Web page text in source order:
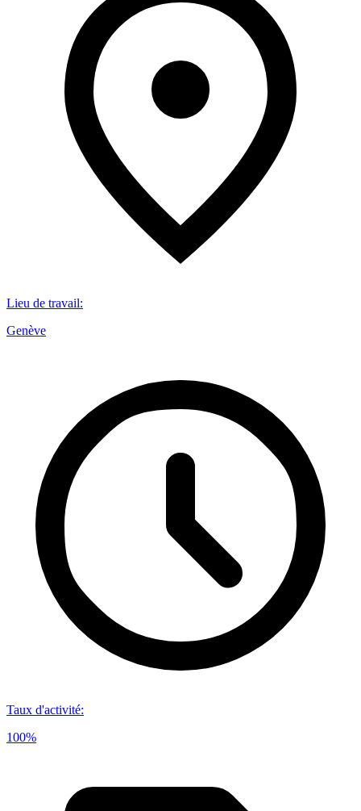
Lieu de travail:
Genève
Taux d'activité:
100%